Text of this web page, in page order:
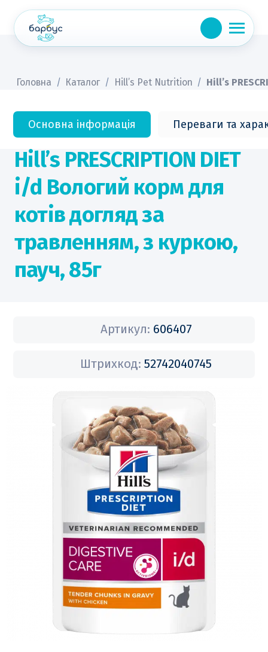
content
Головна / Каталог / Hill’s Pet Nutrition / Hill’s
Основна інформація Переваги та
Hill’s PRESCRIPTION DIET
i/d Вологий корм для
котів догляд за
травленням, з куркою,
пауч, 85г
Артикул: 606407
Штрихкод:52742040745